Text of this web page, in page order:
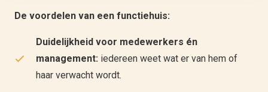
De voordelen van een functiehuis:
Duidelijkheid voor medewerkers én
management: iedereen weet wat er van hem of
haar verwacht wordt.